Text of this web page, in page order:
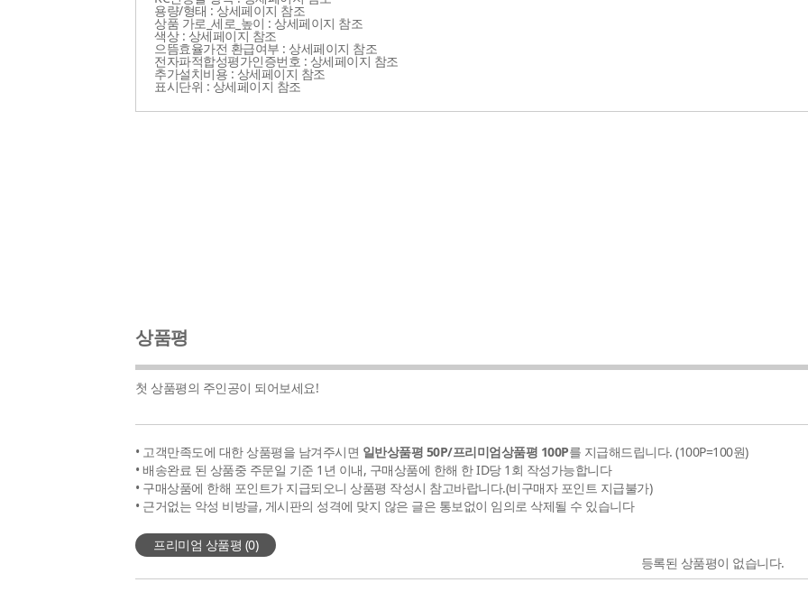
용량/형태 : 상세페이지 참조
상품 가로_세로_높이 : 상세페이지 참조
색상 : 상세페이지 참조
으뜸효율가전 환급여부 : 상세페이지 참조
전자파적합성평가인증번호 : 상세페이지 참조
추가설치비용 : 상세페이지 참조
표시단위 : 상세페이지 참조
상품평
첫 상품평의 주인공이 되어보세요!
• 고객만족도에 대한 상품평을 남겨주시면 일반상품평 50P/프리미엄상품평 100P를 지급해드립니다. (100P=100원)
• 배송완료 된 상품중 주문일 기준 1년 이내, 구매상품에 한해 한 ID당 1회 작성가능합니다
• 구매상품에 한해 포인트가 지급되오니 상품평 작성시 참고바랍니다.(비구매자 포인트 지급불가)
• 근거없는 악성 비방글, 게시판의 성격에 맞지 않은 글은 통보없이 임의로 삭제될 수 있습니다
프리미엄 상품평 (0)
등록된 상품평이 없습니다.